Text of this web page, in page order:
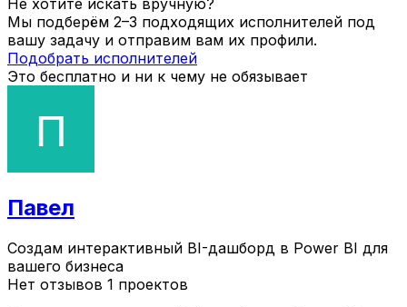
Не хотите искать вручную?
Мы подберём 2–3 подходящих исполнителей под
вашу задачу и отправим вам их профили.
Подобрать исполнителей
Это бесплатно и ни к чему не обязывает
Павел
Создам интерактивный BI-дашборд в Power BI для
вашего бизнеса
Нет отзывов 1 проектов